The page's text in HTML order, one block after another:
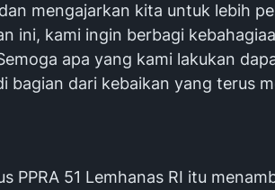
mengajarkan kita untuk lebih
ini, kami ingin berbagi
apa yang kami lakukan
bagian dari kebaikan yang terus
PPRA 51 Lemhanas RI itu